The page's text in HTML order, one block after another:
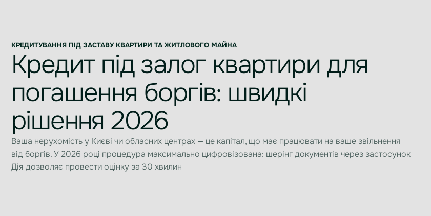
КРЕДИТУВАННЯ ПІД ЗАСТАВУ КВАРТИРИ ТА ЖИТЛОВОГО МАЙНА
Кредит під залог квартири для
погашення боргів: швидкі
рішення 2026
Ваша нерухомість у Києві чи обласних центрах — це капітал, що має працювати на ваше звільнення
від боргів. У 2026 році процедура максимально цифровізована: шерінг документів через застосунок
Дія дозволяє провести оцінку за 30 хвилин